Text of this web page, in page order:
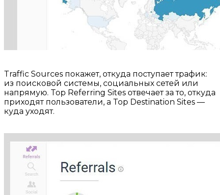
Traffic Sources покажет, откуда поступает трафик:
из поисковой системы, социальных сетей или
напрямую. Top Referring Sites отвечает за то, откуда
приходят пользователи, а Top Destination Sites —
куда уходят.